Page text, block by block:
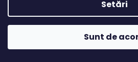
Setări
Sunt de
EVOLVEO Monitor pentru copii LUX-
TRANSPORT GRATUIT În stoc Cod:
323 lei